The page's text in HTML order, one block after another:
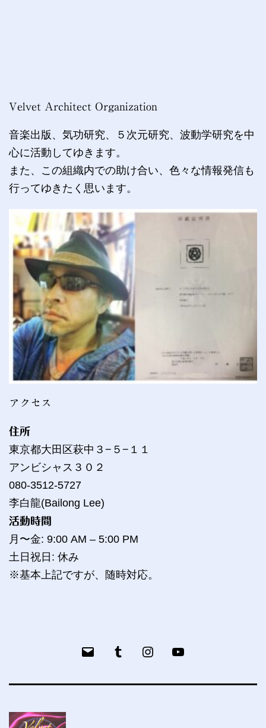
Velvet Architect Organization
音楽出版、気功研究、５次元研究、波動学研究を中
心に活動してゆきます。
また、この組織内での助け合い、色々な情報発信も
行ってゆきたく思います。
アクセス
住所
東京都大田区萩中３−５−１１
アンビシャス３０２
080-3512-5727
李白龍(Bailong Lee)
活動時間
月〜金: 9:00 AM – 5:00 PM
土日祝日: 休み
※基本上記ですが、随時対応。
Tumblr bailog